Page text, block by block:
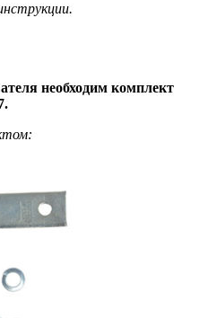
необходим комплект